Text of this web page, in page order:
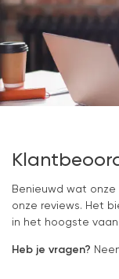
Benieuwd wat
onze reviews. Het
in het hoogste
Heb je vragen?